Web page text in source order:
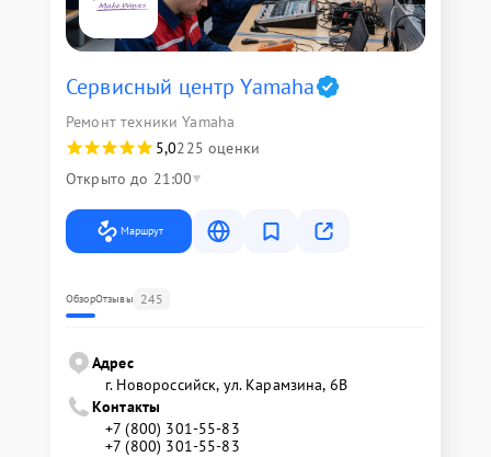
Сервисный центр Yamaha
Ремонт техники Yamaha
5,0225 оценки
Открыто до 21:00
Маршрут
ОбзорОтзывы 245
Адрес
г. Новороссийск, ул. Карамзина, 6В
Контакты
+7 (800) 301-55-83
+7 (800) 301-55-83